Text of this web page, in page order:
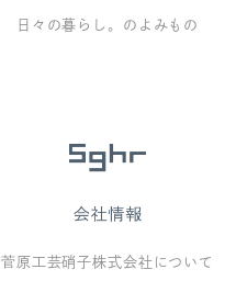
日々の暮らし。のよみもの
菅原工芸硝子株式会社について